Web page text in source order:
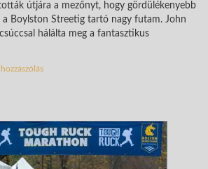
útjára a mezőnyt, hogy gördülékenyebb
Boylston Streetig tartó nagy futam. John
hálálta meg a fantasztikus